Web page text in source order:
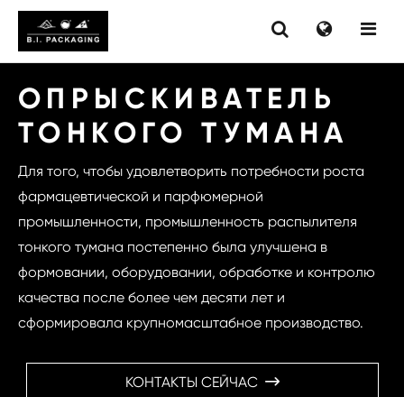
ОПРЫСКИВАТЕЛЬ
ТОНКОГО ТУМАНА
Для того, чтобы удовлетворить потребности роста
фармацевтической и парфюмерной
промышленности, промышленность распылителя
тонкого тумана постепенно была улучшена в
формовании, оборудовании, обработке и контролю
качества после более чем десяти лет и
сформировала крупномасштабное производство.
КОНТАКТЫ СЕЙЧАС 